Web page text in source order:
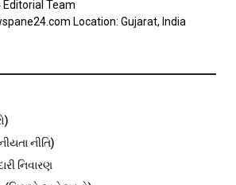
Editorial Team
Location: Gujarat, India
નીતિ)
નિવારણ